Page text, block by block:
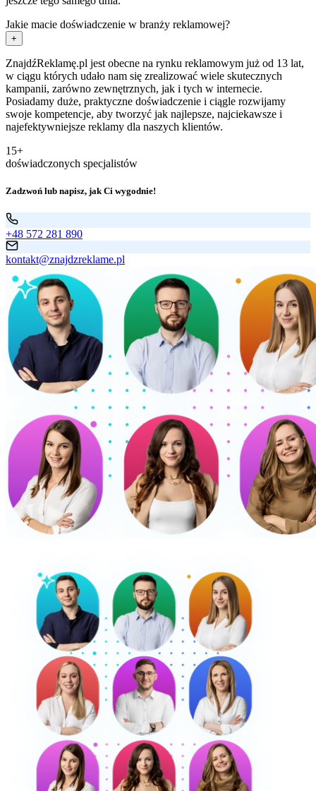
Jakie macie doświadczenie w branży reklamowej?
+
ZnajdźReklamę.pl jest obecne na rynku reklamowym już od 13 lat,
w ciągu których udało nam się zrealizować wiele skutecznych
kampanii, zarówno zewnętrznych, jak i tych w internecie.
Posiadamy duże, praktyczne doświadczenie i ciągle rozwijamy
swoje kompetencje, aby tworzyć jak najlepsze, najciekawsze i
najefektywniejsze reklamy dla naszych klientów.
15+
doświadczonych specjalistów
Zadzwoń lub napisz, jak Ci wygodnie!
+48 572 281 890
kontakt@znajdzreklame.pl